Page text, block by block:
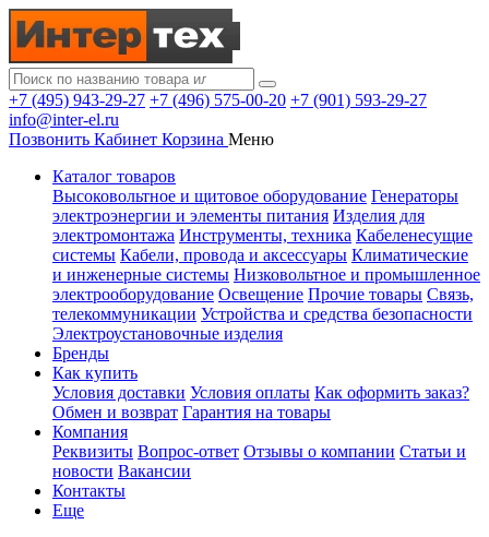
+7 (495) 943-29-27 +7 (496) 575-00-20 +7 (901) 593-29-27
info@inter-el.ru
Позвонить Кабинет Корзина Меню
Каталог товаров
Высоковольтное и щитовое оборудование Генераторы
электроэнергии и элементы питания Изделия для
электромонтажа Инструменты, техника Кабеленесущие
системы Кабели, провода и аксессуары Климатические
и инженерные системы Низковольтное и промышленное
электрооборудование Освещение Прочие товары Связь,
телекоммуникации Устройства и средства безопасности
Электроустановочные изделия
Бренды
Как купить
Условия доставки Условия оплаты Как оформить заказ?
Обмен и возврат Гарантия на товары
Компания
Реквизиты Вопрос-ответ Отзывы о компании Статьи и
новости Вакансии
Контакты
Еще